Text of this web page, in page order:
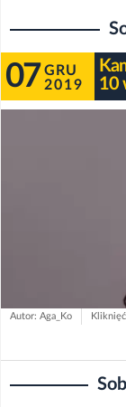
07 GRU
2019
10
Autor: Aga_Ko